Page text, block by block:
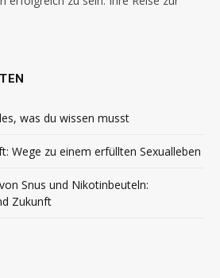
was du wissen musst
Wege zu einem erfüllten Sexualleben
Snus und Nikotinbeuteln:
Zukunft